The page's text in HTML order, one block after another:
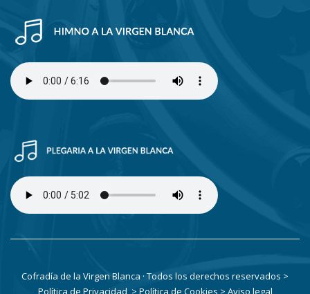
Cofradía de la Virgen Blanca · Todos los derechos reservados >
Política de Privacidad > Política de Cookies > Aviso legal